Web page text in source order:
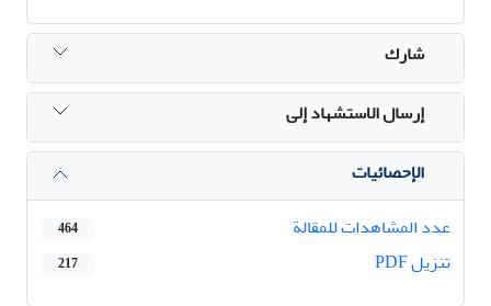
شارك
إرسال الاستشهاد إلى
الإحصائيات
عدد المشاهدات للمقالة
464
تنزیل PDF 217